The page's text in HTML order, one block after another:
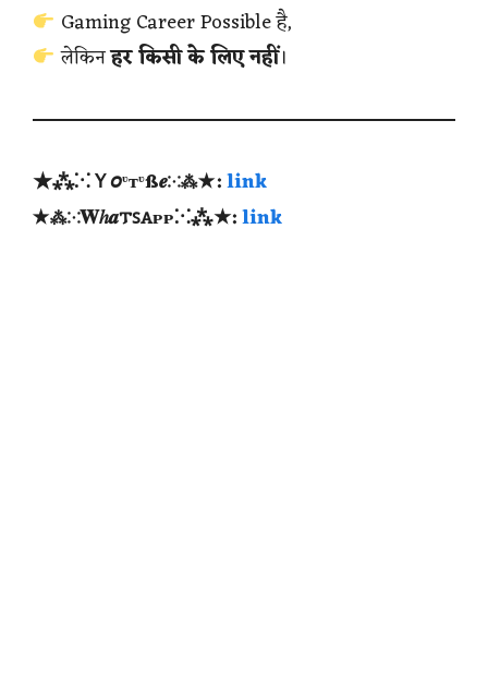
Gaming Career Possible है,
लेकिनहर किसी के लिए नहीं।
★⁂⁙Ｙ𝘰ᶹтᶹß𝒆⁙⁂★:link
★⁂⁙𝐖ℎ𝒂𐍄ꜱꭺᴩᴩ⁙⁂★:link